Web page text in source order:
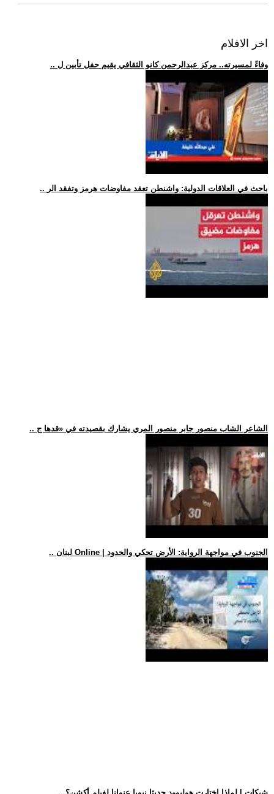
اخر الافلام
.. وفاءً لمسيرته.. مركز عبدالرحمن كانو الثقافي يقيم حفل تأبين ل
.. باحث في العلاقات الدولية: واشنطن تعقد مفاوضات هرمز وتفقد الر
.. الشاعر الشاب منصور جابر منصور المري يشارك بقصيدته في «قدها ج
.. لبنان Online | الجنوب في مواجهة الرواية: الأرض تحكي والحدود